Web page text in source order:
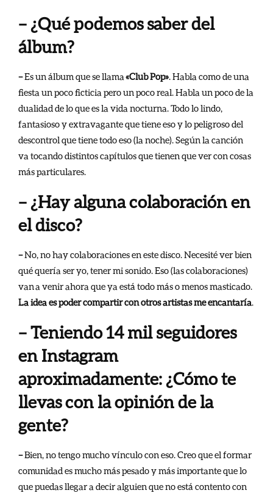
– ¿Qué podemos saber del
álbum?
–Es un álbum que se llama«Club Pop». Habla como de una
fiesta un poco ficticia pero un poco real. Habla un poco de la
dualidad de lo que es la vida nocturna. Todo lo lindo,
fantasioso y extravagante que tiene eso y lo peligroso del
descontrol que tiene todo eso (la noche). Según la canción
va tocando distintos capítulos que tienen que ver con cosas
más particulares.
– ¿Hay alguna colaboración en
el disco?
–No, no hay colaboraciones en este disco. Necesité ver bien
qué quería ser yo, tener mi sonido. Eso (las colaboraciones)
van a venir ahora que ya está todo más o menos masticado.
La idea es poder compartir con otros artistas me encantaría.
– Teniendo 14 mil seguidores
en Instagram
aproximadamente: ¿Cómo te
llevas con la opinión de la
gente?
–Bien, no tengo mucho vínculo con eso. Creo que el formar
comunidad es mucho más pesado y más importante que lo
que puedas llegar a decir alguien que no está contento con